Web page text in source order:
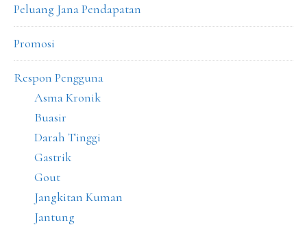
Peluang Jana Pendapatan
Promosi
Respon Pengguna
Asma Kronik
Buasir
Darah Tinggi
Gastrik
Gout
Jangkitan Kuman
Jantung